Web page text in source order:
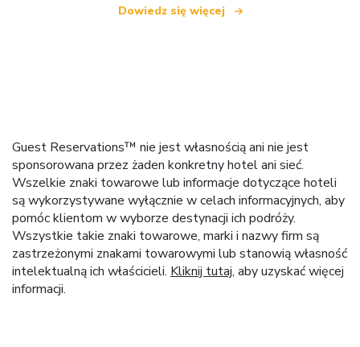
Dowiedz się więcej
Guest Reservations™ nie jest własnością ani nie jest
sponsorowana przez żaden konkretny hotel ani sieć.
Wszelkie znaki towarowe lub informacje dotyczące hoteli
są wykorzystywane wyłącznie w celach informacyjnych, aby
pomóc klientom w wyborze destynacji ich podróży.
Wszystkie takie znaki towarowe, marki i nazwy firm są
zastrzeżonymi znakami towarowymi lub stanowią własność
intelektualną ich właścicieli. Kliknij tutaj, aby uzyskać więcej
informacji.